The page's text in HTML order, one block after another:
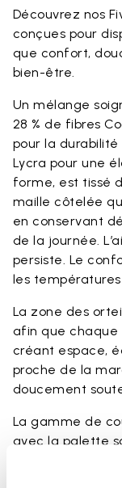
Découvrez nos
conçues pour
que confort,
bien-être.
Un mélange
28 % de fibres
pour la durabilité
Lycra pour une
forme, est tissé
maille côtelée
en conservant
de la journée.
persiste. Le
les
La zone des
afin que chaque
créant espace,
proche de la
doucement
La gamme de
avec la palette
FiveFingers en
chaque